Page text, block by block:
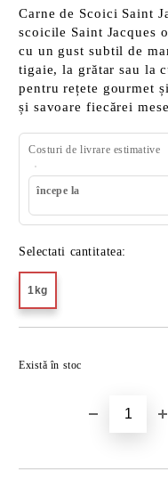
Carne de Scoici Saint
scoicile Saint Jacques
cu un gust subtil de
tigaie, la grătar sau la
pentru rețete gourmet
și savoare fiecărei
Costuri de livrare estimative
începe la
Selectati cantitatea:
1kg
Există în stoc